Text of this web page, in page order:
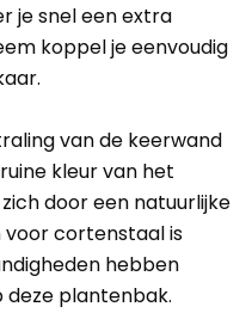
je snel een extra
koppel je eenvoudig
van de keerwand
kleur van het
door een natuurlijke
voor cortenstaal is
hebben
deze plantenbak.